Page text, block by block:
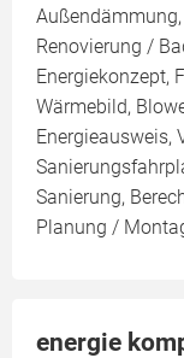
Renovierung /
Energiekonzept,
Wärmebild,
Energieausweis,
Sanierung,
Planung /
energie